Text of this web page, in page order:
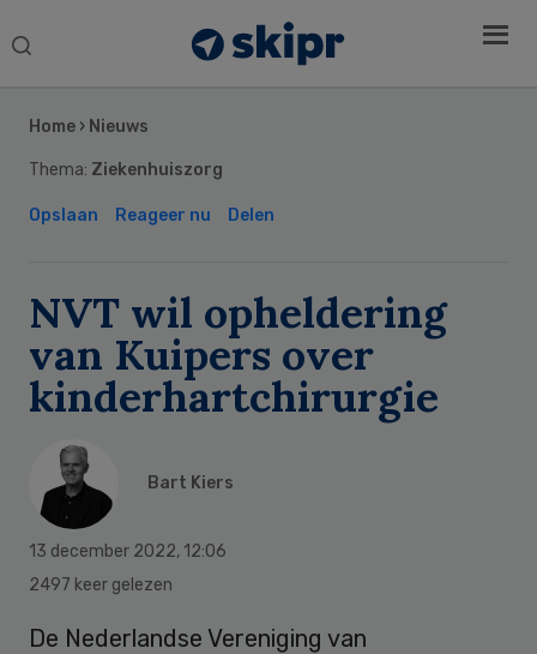
Search
Home › Nieuws
Thema: Ziekenhuiszorg
Opslaan Reageer nu Delen
NVT wil opheldering
van Kuipers over
kinderhartchirurgie
Bart Kiers
13 december 2022, 12:06
2497 keer gelezen
De Nederlandse Vereniging van
Sidebar